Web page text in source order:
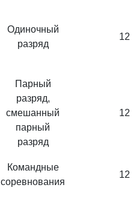
Одиночный
разряд
12
Парный
разряд,
смешанный
парный
разряд
12
Командные
соревнования
12